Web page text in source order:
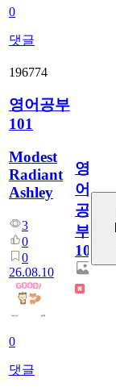
0
댓글
196774
영어공부
101
Modest
Radiant
Ashley
3
0
0
26.08.10
0
댓글
영
어
공
부
101